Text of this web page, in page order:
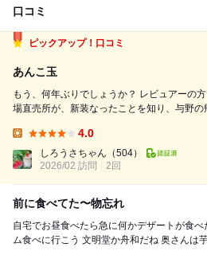
口コミ
ピックアップ！口コミ
あんこ玉
もう、何年ぶりでしょうか？ レビュアーの方々の口コミをみて、浦和工
場直売所が、新装なったことを知り、与野の
久保交差点を左折して、直ぐに右折し、道な
右折帯がはっきり出来ていて...
4.0
しろうさちゃん （504）
2026/02 訪問
2回
前に食べてた〜物忘れ
自宅でお昼食べたら急に何かデザートが食
ム食べに行こう 文明堂か舟和だね 奥さんは芋のソフトクリーム 私はこれ